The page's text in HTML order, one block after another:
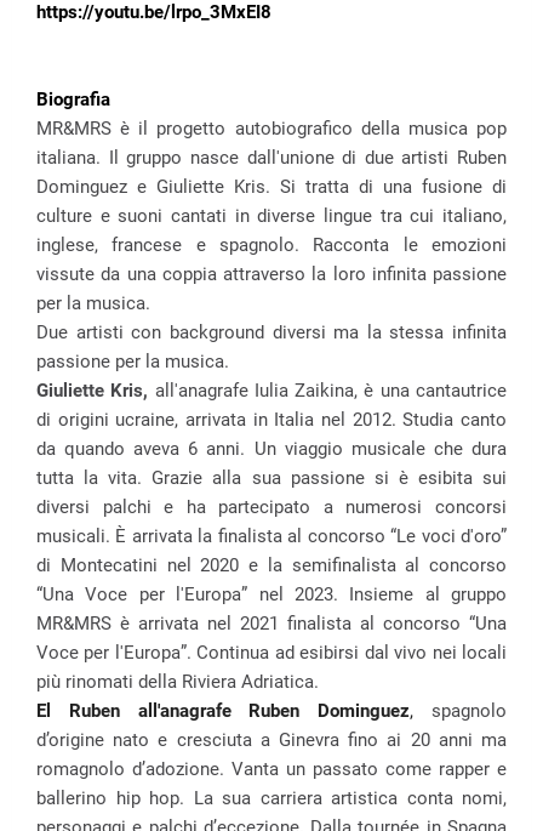
https://youtu.be/lrpo_3MxEI8
Biografia
MR&MRS è il progetto autobiografico della musica pop
italiana. Il gruppo nasce dall'unione di due artisti Ruben
Dominguez e Giuliette Kris. Si tratta di una fusione di
culture e suoni cantati in diverse lingue tra cui italiano,
inglese, francese e spagnolo. Racconta le emozioni
vissute da una coppia attraverso la loro infinita passione
per la musica.
Due artisti con background diversi ma la stessa infinita
passione per la musica.
Giuliette Kris, all'anagrafe Iulia Zaikina, è una cantautrice
di origini ucraine, arrivata in Italia nel 2012. Studia canto
da quando aveva 6 anni. Un viaggio musicale che dura
tutta la vita. Grazie alla sua passione si è esibita sui
diversi palchi e ha partecipato a numerosi concorsi
musicali. È arrivata la finalista al concorso “Le voci d'oro”
di Montecatini nel 2020 e la semifinalista al concorso
“Una Voce per l'Europa” nel 2023. Insieme al gruppo
MR&MRS è arrivata nel 2021 finalista al concorso “Una
Voce per l'Europa”. Continua ad esibirsi dal vivo nei locali
più rinomati della Riviera Adriatica.
El Ruben all'anagrafe Ruben Dominguez,spagnolo
d’origine nato e cresciuta a Ginevra fino ai 20 anni ma
romagnolo d’adozione. Vanta un passato come rapper e
ballerino hip hop. La sua carriera artistica conta nomi,